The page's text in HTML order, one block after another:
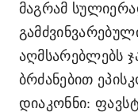
მაგრამ
აღმსარებლებს
ბრძანებით
დიაკონნი: